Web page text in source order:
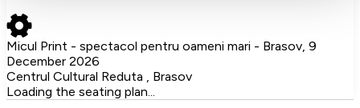
Micul Print - spectacol pentru oameni mari - Brasov, 9
December 2026
Centrul Cultural Reduta , Brasov
Loading the seating plan...